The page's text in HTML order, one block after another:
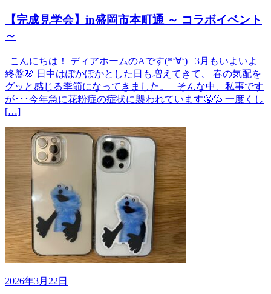
【完成見学会】in盛岡市本町通 ～ コラボイベント
～
こんにちは！ ディアホームのAです(*‘∀‘) 3月もいよいよ
終盤🌸 日中はぽかぽかとした日も増えてきて、 春の気配を
グッと感じる季節になってきました。 そんな中、私事です
が･･･今年急に花粉症の症状に襲われています🤧💦 一度くし
[…]
2026年3月22日